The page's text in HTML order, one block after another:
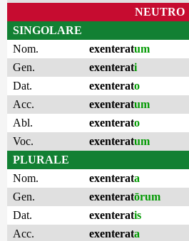
NEUTRO
SINGOLARE
Nom.
exenteratum
Gen.
exenterati
Dat.
exenterato
Acc.
exenteratum
Abl.
exenterato
Voc.
exenteratum
PLURALE
Nom.
exenterata
Gen.
exenteratōrum
Dat.
exenteratis
Acc.
exenterata